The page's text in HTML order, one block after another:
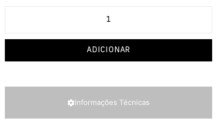
ADICIONAR
Informações Técnicas